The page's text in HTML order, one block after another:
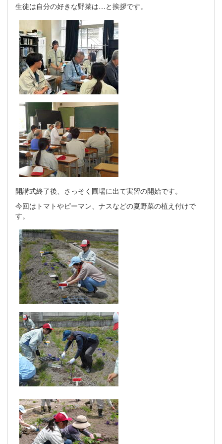
生徒は自分の好きな野菜は…と挨拶です。
開講式終了後、さっそく圃場に出て実習の開始です。
今回はトマトやピーマン、ナスなどの夏野菜の植え付けで
す。